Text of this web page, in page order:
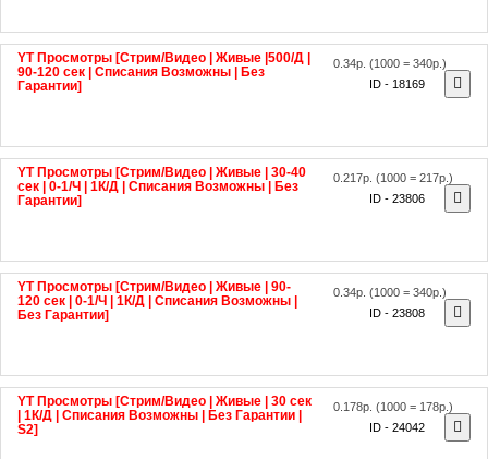
YT Просмотры [Стрим/Видео | Живые |500/Д |
90-120 сек | Списания Возможны | Без
Гарантии]
0.34р.(1000 = 340р.)
ID - 18169
YT Просмотры [Стрим/Видео | Живые | 30-40
сек | 0-1/Ч | 1К/Д | Списания Возможны | Без
Гарантии]
0.217р.(1000 = 217р.)
ID - 23806
YT Просмотры [Стрим/Видео | Живые | 90-
120 сек | 0-1/Ч | 1К/Д | Списания Возможны |
Без Гарантии]
0.34р.(1000 = 340р.)
ID - 23808
YT Просмотры [Стрим/Видео | Живые | 30 сек
| 1К/Д | Списания Возможны | Без Гарантии |
S2]
0.178р.(1000 = 178р.)
ID - 24042